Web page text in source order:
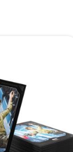
visibility